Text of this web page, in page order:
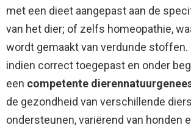
met een dieet aangepast aan de
van het dier; of zelfs homeopathie,
wordt gemaakt van verdunde stoffen.
indien correct toegepast en onder
een competente
de gezondheid van verschillende
ondersteunen, variërend van honden